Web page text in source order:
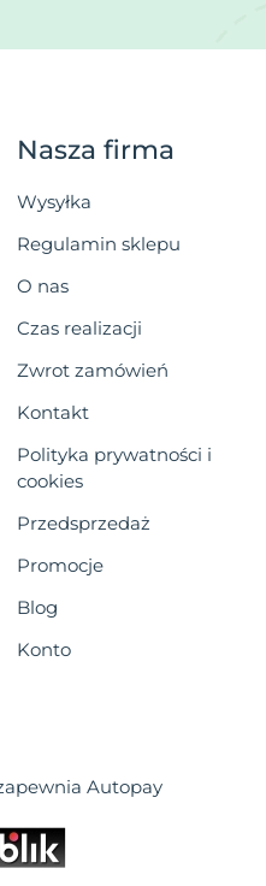
Nasza firma
Wysyłka
Regulamin sklepu
O nas
Czas realizacji
Zwrot zamówień
Kontakt
Polityka prywatności i
cookies
Przedsprzedaż
Promocje
Blog
Konto
Autopay